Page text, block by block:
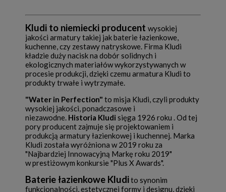
Kludi to niemiecki producent wysokiej
jakości armatury takiej jak baterie łazienkowe,
kuchenne, czy zestawy natryskowe. Firma Kludi
kładzie duży nacisk na dobór solidnych i
ekologicznych materiałów wykorzystywanych w
procesie produkcji, dzięki czemu armatura Kludi to
produkty trwałe i wytrzymałe.
"Water in Perfection" to misja Kludi, czyli produkty
wysokiej jakości, ponadczasowe i
niezawodne. Historia Kludi sięga 1926 roku . Od tej
pory producent zajmuje się projektowaniem i
produkcją armatury łazienkowej i kuchennej. Marka
Kludi została wyróżniona w 2019 roku za
"Najbardziej Innowacyjną Markę roku 2019"
w prestiżowym konkursie "Plus X Awards".
Baterie łazienkowe Kludito synonim
funkcjonalności, estetycznej formy i designu, dzięki